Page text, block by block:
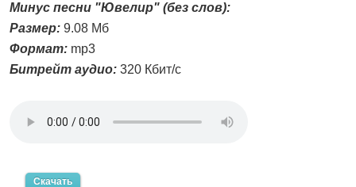
Минус песни "Ювелир" (без слов):
Размер: 9.08 Мб
Формат: mp3
Битрейт аудио: 320 Кбит/с
Скачать